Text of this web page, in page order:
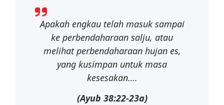
Apakah engkau telah masuk sampai
ke perbendaharaan salju, atau
melihat perbendaharaan hujan es,
yang kusimpan untuk masa
kesesakan….
(Ayub 38:22-23a)